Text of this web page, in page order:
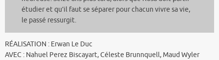
étudier et qu’il faut se séparer pour chacun vivre sa vie,
le passé ressurgit.
RÉALISATION : Erwan Le Duc
AVEC : Nahuel Perez Biscayart, Céleste Brunnquell, Maud Wyler